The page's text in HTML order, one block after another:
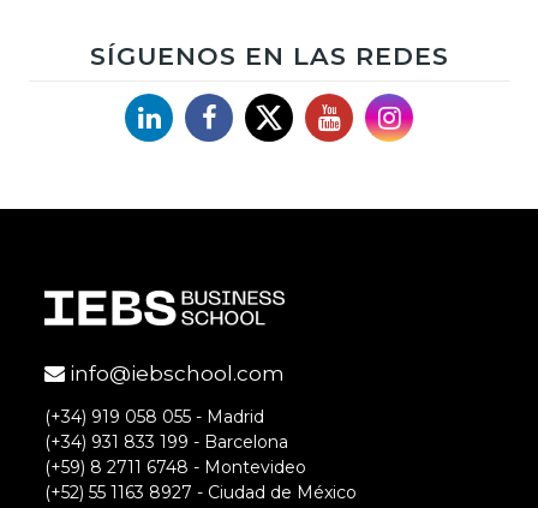
SÍGUENOS EN LAS REDES
LinkedinFacebook
X YouTubeInstagram
info@iebschool.com
(+34) 919 058 055 - Madrid
(+34) 931 833 199 - Barcelona
(+59) 8 2711 6748 - Montevideo
(+52) 55 1163 8927 - Ciudad de México